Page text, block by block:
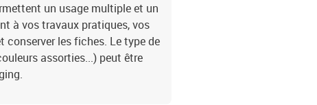
un usage multiple et un
à vos travaux pratiques, vos
les fiches. Le type de
assorties...) peut être